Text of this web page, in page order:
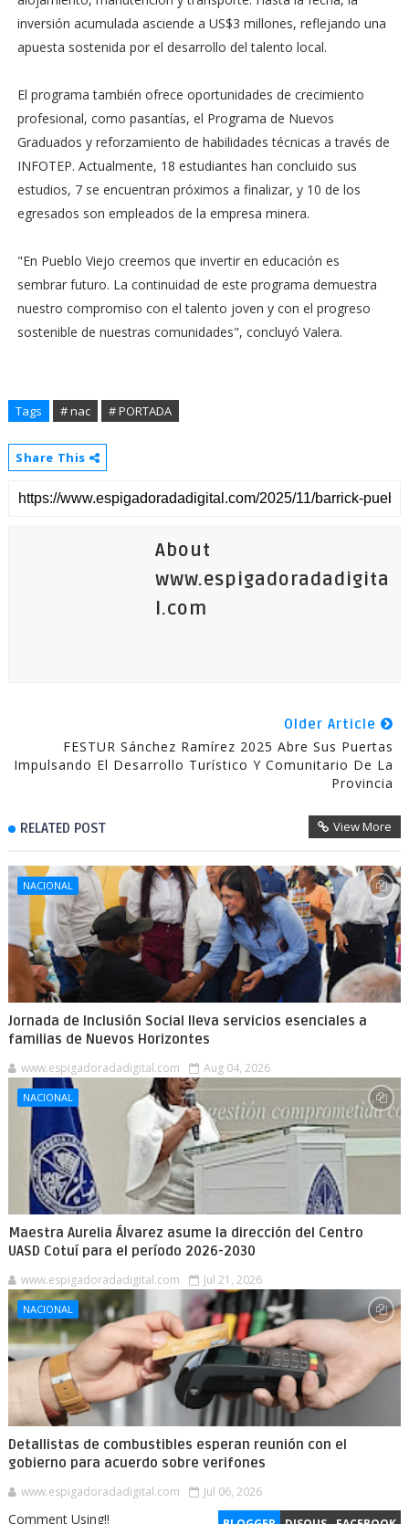
inversión acumulada asciende a US$3 millones, reflejando una
apuesta sostenida por el desarrollo del talento local.
El programa también ofrece oportunidades de crecimiento
profesional, como pasantías, el Programa de Nuevos
Graduados y reforzamiento de habilidades técnicas a través de
INFOTEP. Actualmente, 18 estudiantes han concluido sus
estudios, 7 se encuentran próximos a finalizar, y 10 de los
egresados ​​son empleados de la empresa minera.
"En Pueblo Viejo creemos que invertir en educación es
sembrar futuro. La continuidad de este programa demuestra
nuestro compromiso con el talento joven y con el progreso
sostenible de nuestras comunidades", concluyó Valera.
Tags # nac # PORTADA
Share This
About
www.espigadoradadigita
l.com
Older Article
FESTUR Sánchez Ramírez 2025 Abre Sus Puertas
Impulsando El Desarrollo Turístico Y Comunitario De La
Provincia
RELATED POST View More
NACIONAL
Jornada de Inclusión Social lleva servicios esenciales a
familias de Nuevos Horizontes
www.espigadoradadigital.com Aug 04, 2026
NACIONAL
Maestra Aurelia Álvarez asume la dirección del Centro
UASD Cotuí para el período 2026-2030
www.espigadoradadigital.com Jul 21, 2026
NACIONAL
Detallistas de combustibles esperan reunión con el
gobierno para acuerdo sobre verifones
www.espigadoradadigital.com Jul 06, 2026
Comment Using!!